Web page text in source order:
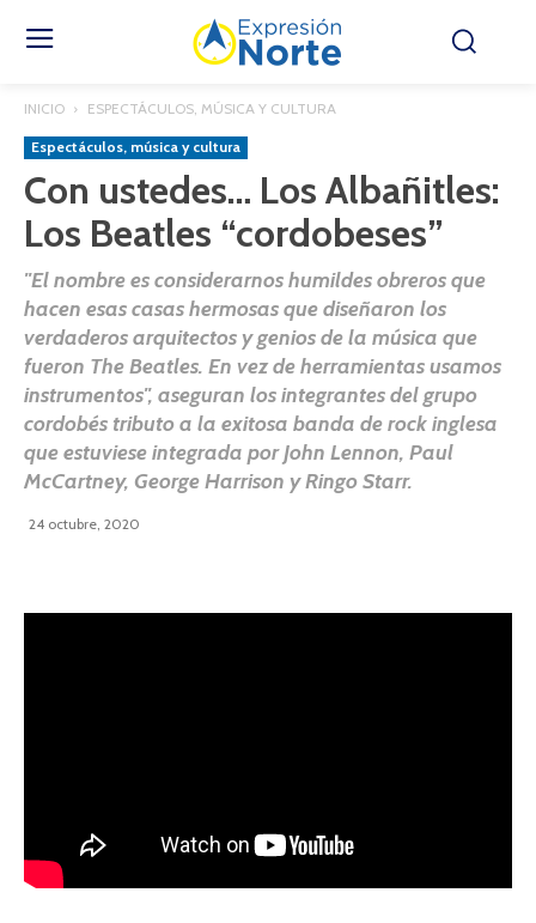
INICIO ESPECTÁCULOS, MÚSICA Y CULTURA
Espectáculos, música y cultura
Con ustedes… Los Albañitles:
Los Beatles “cordobeses”
"El nombre es considerarnos humildes obreros que
hacen esas casas hermosas que diseñaron los
verdaderos arquitectos y genios de la música que
fueron The Beatles. En vez de herramientas usamos
instrumentos", aseguran los integrantes del grupo
cordobés tributo a la exitosa banda de rock​ inglesa
que estuviese integrada por John Lennon, Paul
McCartney, George Harrison y Ringo Starr.
24 octubre, 2020